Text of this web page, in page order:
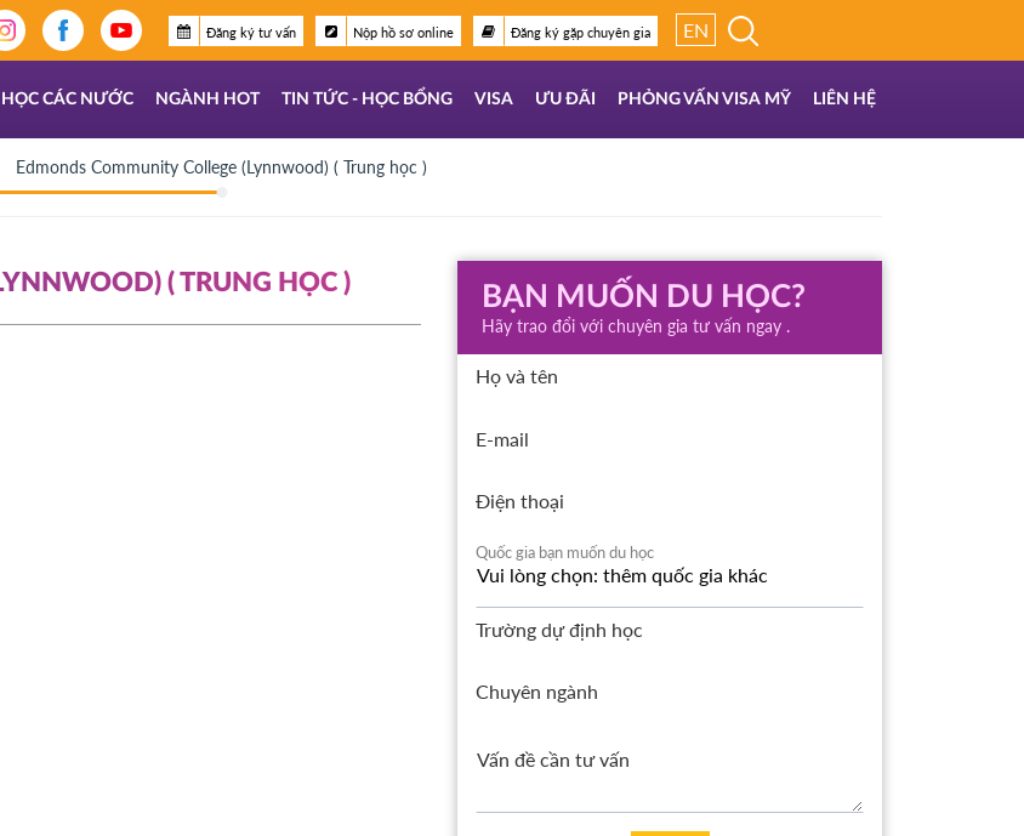
Đăng ký tư vấn Nộp hồ sơ online Đăng ký gặp chuyên gia EN
HỌC CÁC NƯỚC NGÀNH HOT TIN TỨC - HỌC BỔNG VISA ƯU ĐÃI PHỎNG VẤN VISA MỸ LIÊN HỆ
Edmonds Community College (Lynnwood) ( Trung học )
( TRUNG HỌC ) BẠN MUỐN DU HỌC?
Hãy trao đổi với chuyên gia tư vấn ngay .
Họ và tên
E-mail
Điện thoại
Quốc gia bạn muốn du học
Trường dự định học
Chuyên ngành